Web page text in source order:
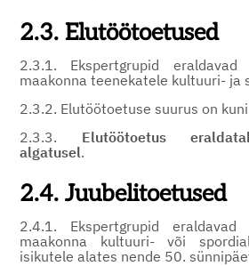
2.3. Elutöötoetused
2.3.1. Ekspertgrupid
maakonna teenekatele kultuuri- ja
2.3.2. Elutöötoetuse suurus on
2.3.3. Elutöötoetus
algatusel.
2.4. Juubelitoetused
2.4.1. Ekspertgrupid eraldavad
maakonna kultuuri- või
isikutele alates nende 50.